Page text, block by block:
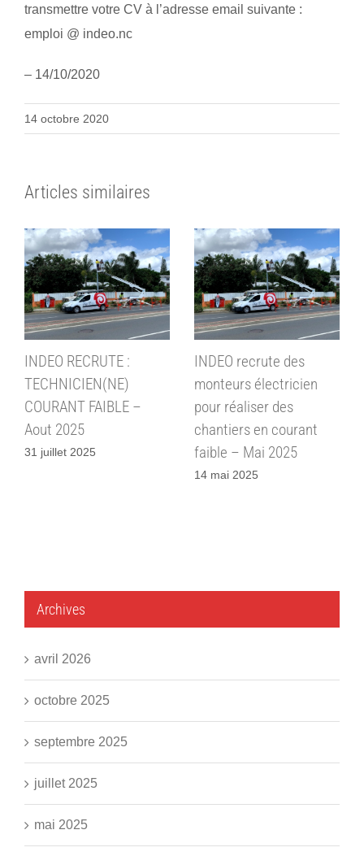
transmettre votre CV à l’adresse email suivante :
emploi @ indeo.nc
– 14/10/2020
14 octobre 2020
Articles similaires
INDEO RECRUTE :
TECHNICIEN(NE)
COURANT FAIBLE –
Aout 2025
31 juillet 2025
INDEO recrute des
monteurs électricien
pour réaliser des
chantiers en courant
faible – Mai 2025
14 mai 2025
Archives
avril 2026
octobre 2025
septembre 2025
juillet 2025
mai 2025